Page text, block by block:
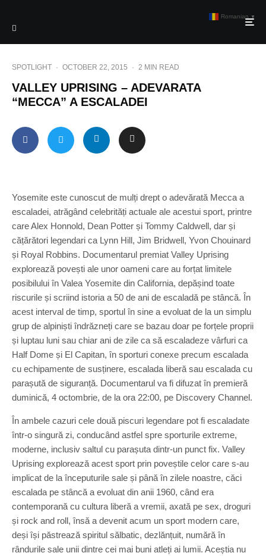
SPOTLIGHT · OCTOBER 22, 2015 · 2 MIN READ
VALLEY UPRISING – ADEVARATA
“MECCA” A ESCALADEI
Yosemite este cunoscut de mulți drept o adevărată Mecca a
escaladei, atrăgând celebrități actuale ale acestui sport, printre
care Alex Honnold, Dean Potter și Tommy Caldwell, dar și
cățărători legendari ca Lynn Hill, Jim Bridwell, Yvon Chouinard
și Royal Robbins. Documentarul premiat Valley Uprising
explorează povești ale unor oameni care au forțat limitele
posibilului în Valea Yosemite din California, depășind toate
riscurile și scriind istoria a 50 de ani de escaladă pe stâncă. În
acest interval de timp, sportul în sine a evoluat de la un simplu
grup de alpiniști îndrăzneți care se bazau doar pe forțele proprii
și luptau luni sau chiar ani de zile ca să escaladeze vârfuri ca
Half Dome și El Capitan, în sporturi conexe precum escalada
cu echipamente de susținere, escalada liberă sau escalada cu
parașută de siguranță. Documentarul va fi difuzat în premieră
duminică, 4 octombrie, de la ora 22:00, pe Discovery Channel.
În ambele cazuri cele două piscuri legendare pot fi escaladate
într-o singură zi, conducând astfel spre sporturile extreme,
moderne, inclusiv saltul cu parașuta dintr-un punct fix. Valley
Uprising explorează acest sport prin poveștile celor care s-au
implicat de la începuturile sale și până în zilele noastre, căci
escalada pe stâncă a evoluat din anii 1960, când era
contemporană cu cultura liberă a vremii, axată pe sex, droguri
și rock and roll, însă a devenit acum un sport modern care,
deși își păstrează spiritul sălbatic, dezlănțuit, numără în
rândurile sale unii dintre cei mai buni atleți ai lumii. Aceștia nu
Romanian ▼